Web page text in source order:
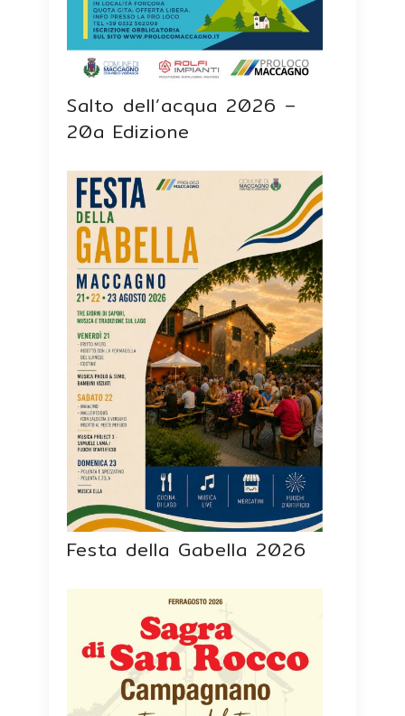
Salto dell’acqua 2026 –
20a Edizione
Festa della Gabella 2026